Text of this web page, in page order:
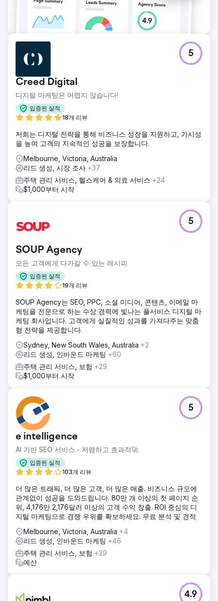
Creed Digital
디지털 마케팅은 어렵지 않습니다!
입증된 실적
18개 리뷰
5
저희는 디지털 전략을 통해 비즈니스 성장을 지원하고, 가시성
을 높여 고객의 지속적인 성공을 보장합니다.
Melbourne, Victoria, Australia
리드 생성, 시장 조사 +37
주택 관리 서비스, 헬스케어 & 의료 서비스 +24
$1,000부터 시작
SOUP Agency
모든 고객에게 다가갈 수 있는 레시피
입증된 실적
19개 리뷰
5
SOUP Agency는 SEO, PPC, 소셜 미디어, 콘텐츠, 이메일 마
케팅을 전문으로 하는 수상 경력에 빛나는 풀서비스 디지털 마
케팅 회사입니다. 고객에게 실질적인 성과를 가져다주는 맞춤
형 전략을 제공합니다.
Sydney, New South Wales, Australia +2
리드 생성, 인바운드 마케팅 +60
주택 관리 서비스, 보험 +29
$1,000부터 시작
e intelligence
AI 기반 SEO 서비스 - 저렴하고 효과적🚀
입증된 실적
103개 리뷰
5
더 많은 트래픽, 더 많은 고객, 더 많은 매출. 비즈니스 규모에
관계없이 성공을 도와드립니다. 80만 개 이상의 첫 페이지 순
위, 4,176만 2,176달러 이상의 고객 수익 창출. ROI 중심의 디
지털 마케팅으로 경쟁 우위를 확보하세요. 무료 분석 및 견적
Melbourne, Victoria, Australia +4
리드 생성, 인바운드 마케팅 +46
주택 관리 서비스, 보험 +29
예산
4.9